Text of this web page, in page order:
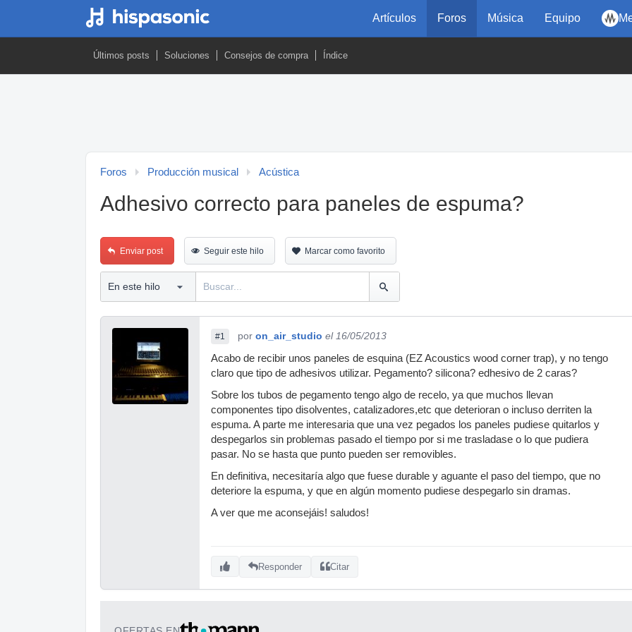
Artículos Foros Música Equipo
Últimos posts Soluciones Consejos de compra Índice
Foros Producción musical Acústica
Adhesivo correcto para paneles de espuma?
Enviar post Seguir este hilo Marcar como favorito
#1 por on_air_studio el 16/05/2013
Acabo de recibir unos paneles de esquina (EZ Acoustics wood corner trap), y no tengo
claro que tipo de adhesivos utilizar. Pegamento? silicona? edhesivo de 2 caras?
Sobre los tubos de pegamento tengo algo de recelo, ya que muchos llevan
componentes tipo disolventes, catalizadores,etc que deterioran o incluso derriten la
espuma. A parte me interesaria que una vez pegados los paneles pudiese quitarlos y
despegarlos sin problemas pasado el tiempo por si me trasladase o lo que pudiera
pasar. No se hasta que punto pueden ser removibles.
En definitiva, necesitaría algo que fuese durable y aguante el paso del tiempo, que no
deteriore la espuma, y que en algún momento pudiese despegarlo sin dramas.
A ver que me aconsejáis! saludos!
Responder Citar